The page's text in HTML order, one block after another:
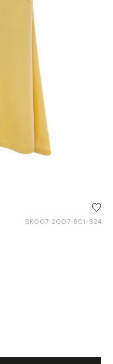
SK007-2007-801-S24